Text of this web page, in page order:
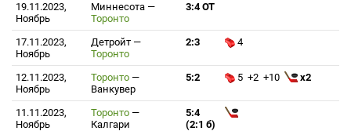
19.11.2023,
Ноябрь
Миннесота —
Торонто
3:4 ОТ
17.11.2023,
Ноябрь
Детройт —
Торонто
2:3 4
12.11.2023,
Ноябрь
Торонто —
Ванкувер
5:2 5 +2 +10 x2
11.11.2023,
Ноябрь
Торонто —
Калгари
5:4
(2:1 б)